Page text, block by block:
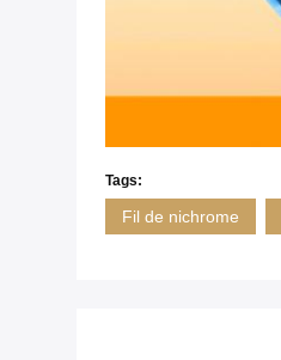
Tags:
Fil de nichrome